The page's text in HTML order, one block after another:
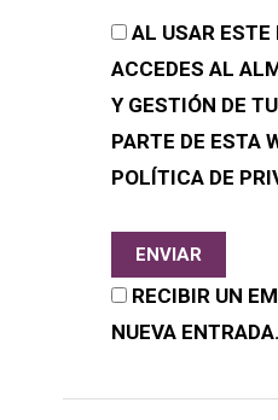
AL USAR
ACCEDES AL
Y GESTIÓN DE
PARTE DE ESTA
POLÍTICA DE
RECIBIR UN
NUEVA ENTRADA.